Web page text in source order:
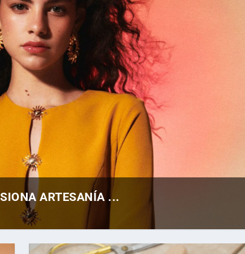
ARTESANÍA ...